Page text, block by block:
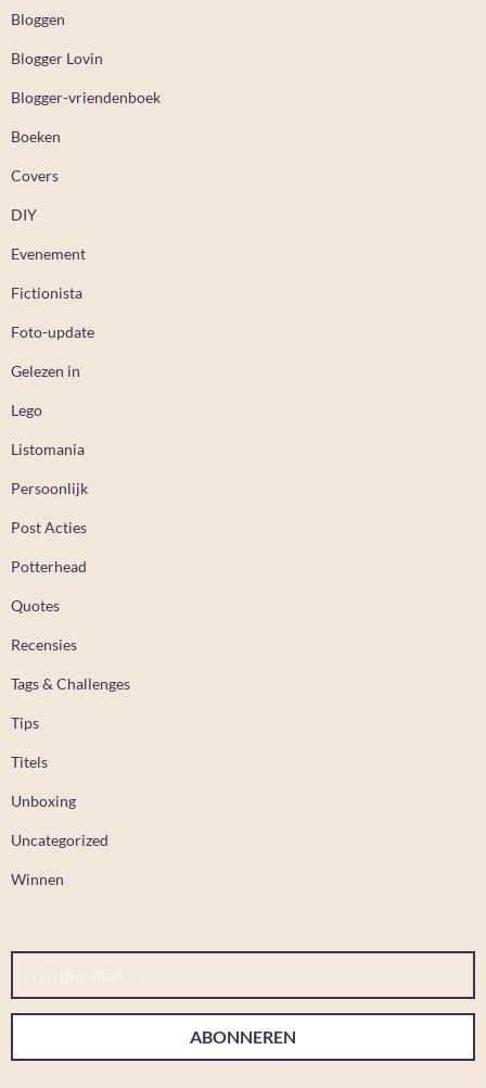
Bloggen
Blogger Lovin
Blogger-vriendenboek
Boeken
Covers
DIY
Evenement
Fictionista
Foto-update
Gelezen in
Lego
Listomania
Persoonlijk
Post Acties
Potterhead
Quotes
Recensies
Tags & Challenges
Tips
Titels
Unboxing
Uncategorized
Winnen
Typ je e-mail...
ABONNEREN